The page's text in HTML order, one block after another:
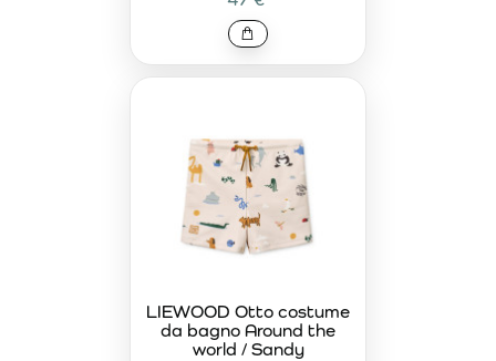
LIEWOOD Otto costume
da bagno Around the
world / Sandy